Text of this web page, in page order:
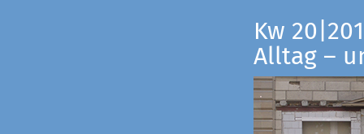
Kw
Alltag –